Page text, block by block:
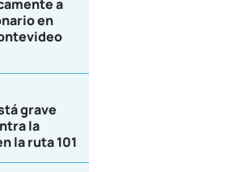
a
en
grave
la
la ruta 101